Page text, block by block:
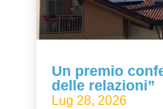
Un premio
delle relazioni”
Lug 28, 2026